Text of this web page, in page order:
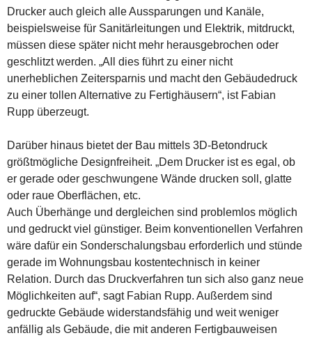
Drucker auch gleich alle Aussparungen und Kanäle,
beispielsweise für Sanitärleitungen und Elektrik, mitdruckt,
müssen diese später nicht mehr herausgebrochen oder
geschlitzt werden. „All dies führt zu einer nicht
unerheblichen Zeitersparnis und macht den Gebäudedruck
zu einer tollen Alternative zu Fertighäusern“, ist Fabian
Rupp überzeugt.
Darüber hinaus bietet der Bau mittels 3D-Betondruck
größtmögliche Designfreiheit. „Dem Drucker ist es egal, ob
er gerade oder geschwungene Wände drucken soll, glatte
oder raue Oberflächen, etc.
Auch Überhänge und dergleichen sind problemlos möglich
und gedruckt viel günstiger. Beim konventionellen Verfahren
wäre dafür ein Sonderschalungsbau erforderlich und stünde
gerade im Wohnungsbau kostentechnisch in keiner
Relation. Durch das Druckverfahren tun sich also ganz neue
Möglichkeiten auf“, sagt Fabian Rupp. Außerdem sind
gedruckte Gebäude widerstandsfähig und weit weniger
anfällig als Gebäude, die mit anderen Fertigbauweisen